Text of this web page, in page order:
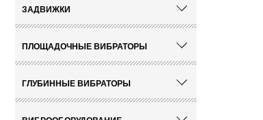
ЗАДВИЖКИ
ПЛОЩАДОЧНЫЕ ВИБРАТОРЫ
ГЛУБИННЫЕ ВИБРАТОРЫ